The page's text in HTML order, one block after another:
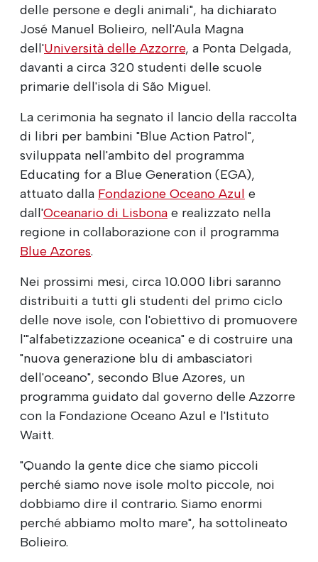
delle persone e degli animali", ha dichiarato
José Manuel Bolieiro, nell'Aula Magna
dell'Università delle Azzorre, a Ponta Delgada,
davanti a circa 320 studenti delle scuole
primarie dell'isola di São Miguel.
La cerimonia ha segnato il lancio della raccolta
di libri per bambini "Blue Action Patrol",
sviluppata nell'ambito del programma
Educating for a Blue Generation (EGA),
attuato dalla Fondazione Oceano Azul e
dall'Oceanario di Lisbona e realizzato nella
regione in collaborazione con il programma
Blue Azores.
Nei prossimi mesi, circa 10.000 libri saranno
distribuiti a tutti gli studenti del primo ciclo
delle nove isole, con l'obiettivo di promuovere
l'"alfabetizzazione oceanica" e di costruire una
"nuova generazione blu di ambasciatori
dell'oceano", secondo Blue Azores, un
programma guidato dal governo delle Azzorre
con la Fondazione Oceano Azul e l'Istituto
Waitt.
"Quando la gente dice che siamo piccoli
perché siamo nove isole molto piccole, noi
dobbiamo dire il contrario. Siamo enormi
perché abbiamo molto mare", ha sottolineato
Bolieiro.